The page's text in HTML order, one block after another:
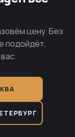
цену. Без
подойдёт,